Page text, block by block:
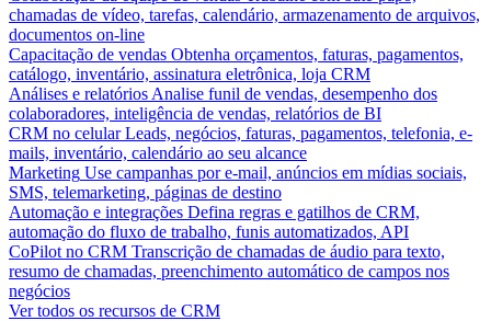
chamadas de vídeo, tarefas, calendário, armazenamento de arquivos,
documentos on-line
Capacitação de vendas Obtenha orçamentos, faturas, pagamentos,
catálogo, inventário, assinatura eletrônica, loja CRM
Análises e relatórios Analise funil de vendas, desempenho dos
colaboradores, inteligência de vendas, relatórios de BI
CRM no celular Leads, negócios, faturas, pagamentos, telefonia, e-
mails, inventário, calendário ao seu alcance
Marketing Use campanhas por e-mail, anúncios em mídias sociais,
SMS, telemarketing, páginas de destino
Automação e integrações Defina regras e gatilhos de CRM,
automação do fluxo de trabalho, funis automatizados, API
CoPilot no CRM Transcrição de chamadas de áudio para texto,
resumo de chamadas, preenchimento automático de campos nos
negócios
Ver todos os recursos de CRM